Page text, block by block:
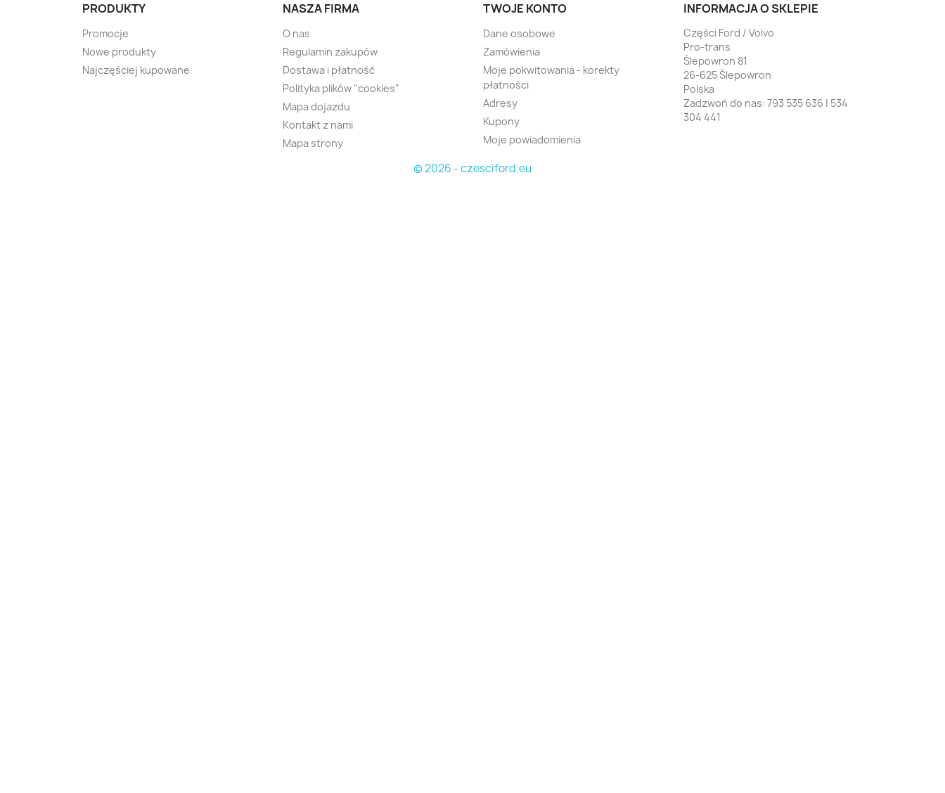
PRODUKTY
Promocje
Nowe produkty
Najczęściej kupowane
NASZA FIRMA
O nas
Regulamin zakupów
Dostawa i płatność
Polityka plików "cookies"
Mapa dojazdu
Kontakt z nami
Mapa strony
TWOJE KONTO
Dane osobowe
Zamówienia
Moje pokwitowania - korekty
płatności
Adresy
Kupony
Moje powiadomienia
INFORMACJA O SKLEPIE
Części Ford / Volvo
Pro-trans
Ślepowron 81
26-625 Ślepowron
Polska
Zadzwoń do nas: 793 535 636 | 534
304 441
© 2026 - czesciford.eu